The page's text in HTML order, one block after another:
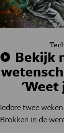
Bekijk
'Weet
Iedere twee
Brokken in de